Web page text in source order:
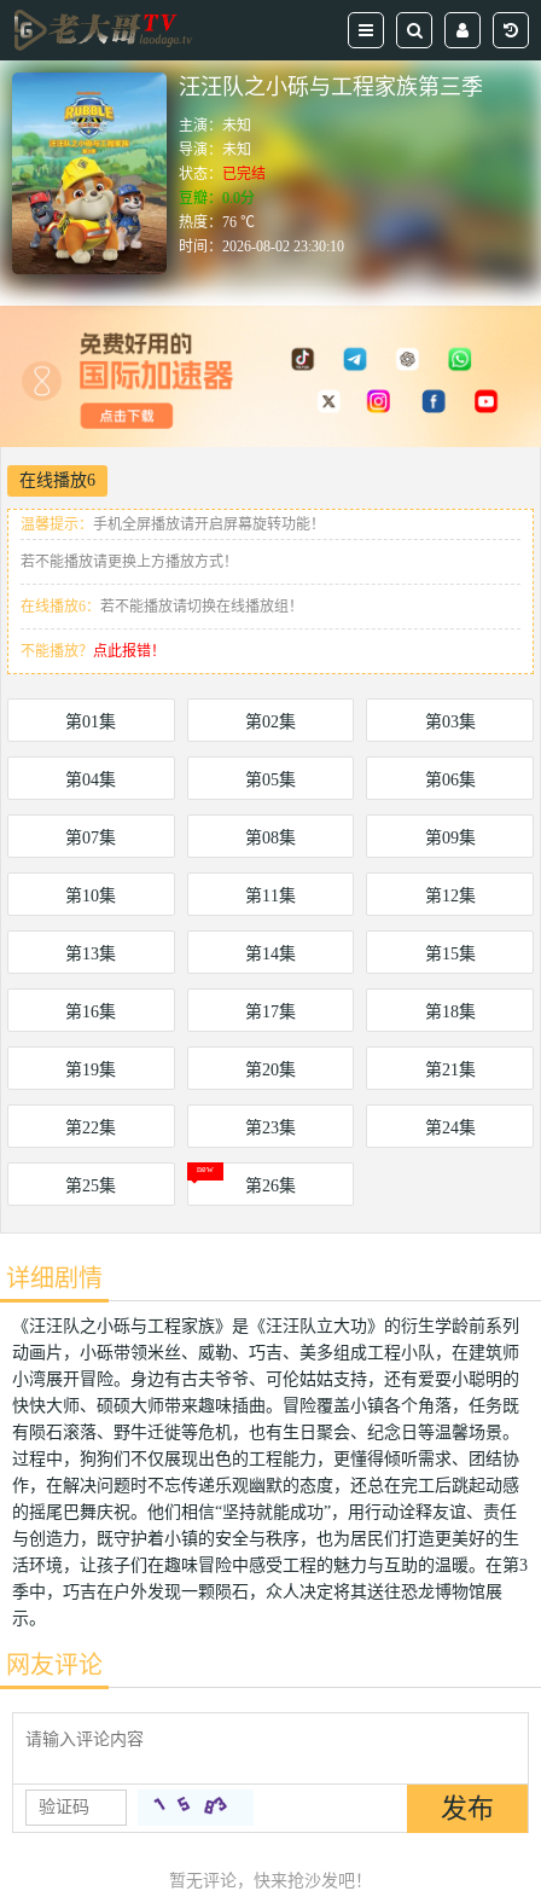
汪汪队之小砾与工程家族第三季
主演：未知
导演：未知
状态： 已完结
豆瓣：0.0分
热度：76 ℃
时间：2026-08-02 23:30:10
在线播放6
温馨提示： 手机全屏播放请开启屏幕旋转功能！
若不能播放请更换上方播放方式！
在线播放6： 若不能播放请切换在线播放组！
不能播放？ 点此报错！
第01集 第02集 第03集
第04集 第05集 第06集
第07集 第08集 第09集
第10集 第11集 第12集
第13集 第14集 第15集
第16集 第17集 第18集
第19集 第20集 第21集
第22集 第23集 第24集
第25集 第26集
详细剧情
《汪汪队之小砾与工程家族》是《汪汪队立大功》的衍生学龄前系列
动画片，小砾带领米丝、威勒、巧吉、美多组成工程小队，在建筑师
小湾展开冒险。身边有古夫爷爷、可伦姑姑支持，还有爱耍小聪明的
快快大师、硕硕大师带来趣味插曲。冒险覆盖小镇各个角落，任务既
有陨石滚落、野牛迁徙等危机，也有生日聚会、纪念日等温馨场景。
过程中，狗狗们不仅展现出色的工程能力，更懂得倾听需求、团结协
作，在解决问题时不忘传递乐观幽默的态度，还总在完工后跳起动感
的摇尾巴舞庆祝。他们相信“坚持就能成功”，用行动诠释友谊、责任
与创造力，既守护着小镇的安全与秩序，也为居民们打造更美好的生
活环境，让孩子们在趣味冒险中感受工程的魅力与互助的温暖。在第3
季中，巧吉在户外发现一颗陨石，众人决定将其送往恐龙博物馆展
示。
网友评论
暂无评论，快来抢沙发吧！